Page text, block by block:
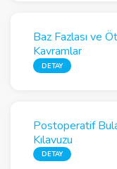
Baz Fazlası ve
Kavramlar
DETAY
Postoperatif
Kılavuzu
DETAY